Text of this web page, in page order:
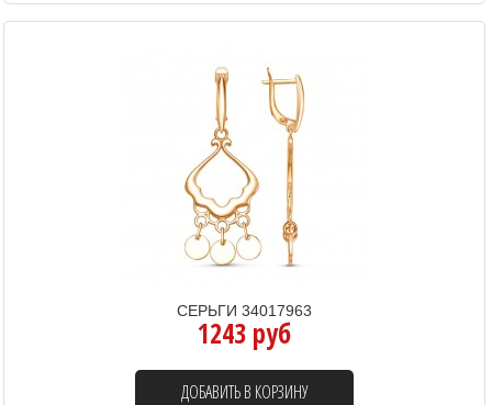
СЕРЬГИ 34017963
1243 руб
ДОБАВИТЬ В КОРЗИНУ